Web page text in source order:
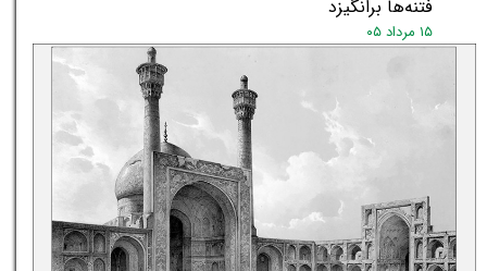
فتنه‌ها برانگیزد
۱۵ مرداد ۰۵